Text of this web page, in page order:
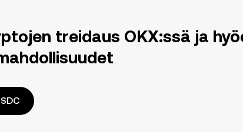
treidaus OKX:ssä ja